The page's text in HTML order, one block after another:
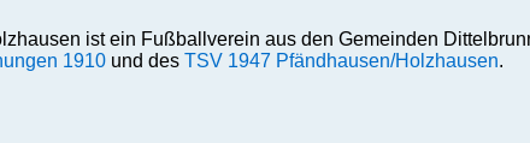
ist ein Fußballverein aus den Gemeinden
1910 und des TSV 1947 Pfändhausen/Holzhausen.